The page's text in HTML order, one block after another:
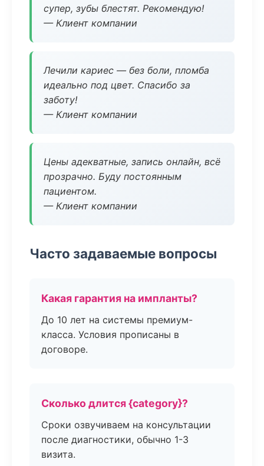
супер, зубы блестят. Рекомендую!
— Клиент компании
Лечили кариес — без боли, пломба
идеально под цвет. Спасибо за
заботу!
— Клиент компании
Цены адекватные, запись онлайн, всё
прозрачно. Буду постоянным
пациентом.
— Клиент компании
Часто задаваемые вопросы
Какая гарантия на импланты?
До 10 лет на системы премиум-
класса. Условия прописаны в
договоре.
Сколько длится {category}?
Сроки озвучиваем на консультации
после диагностики, обычно 1-3
визита.